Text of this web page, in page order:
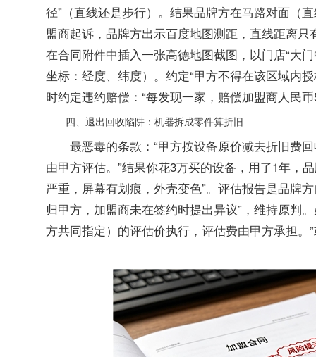
径”（直线还是步行）。结果品牌方在马路对面（
盟商起诉，品牌方出示百度地图测距，直线距离
在合同附件中插入一张高德地图截图，以门店“大
坐标：经度、纬度）。约定“甲方不得在该区域内
时约定违约赔偿：“每发现一家，赔偿加盟商人民
四、退出回收陷阱：机器拆成零件算折旧
最恶毒的条款：“甲方按设备原价减去折旧费
由甲方评估。”结果你花3万买的设备，用了1年，
严重，屏幕有划痕，外壳变色”。评估报告是品牌
归甲方，加盟商未在签约时提出异议”，维持原判
方共同指定）的评估价执行，评估费由甲方承担。